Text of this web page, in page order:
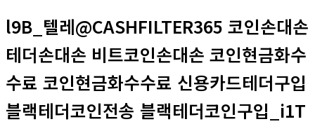
l9B_텔레@CASHFILTER365 코인손대손
테더손대손 비트코인손대손 코인현금화수
수료 코인현금화수수료 신용카드테더구입
블랙테더코인전송 블랙테더코인구입_i1T